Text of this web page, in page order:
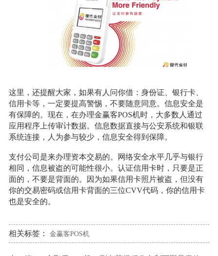
这里，还提醒大家，如果有人问你借：身份证、银行卡、
信用卡等，一定要提高警惕，不要随意同意。信息安全是
有保障的。现在，在办理金赢客POS机时，大多数人通过
应用程序上传审计数据。信息数据直接与公安系统和银联
系统连接，人为参与较少，信息安全得到保障。
支付公司是来办理资本交易的。网络安全水平几乎与银行
相同，信息被盗的可能性很小。认证信用卡时，只要是正
面的，不要是背面的。因为如果信用卡照片被盗，但没有
你的交易密码或信用卡背面的三位CVV代码，你的信用卡
也是安全的。
相关标签： 金赢客POS机